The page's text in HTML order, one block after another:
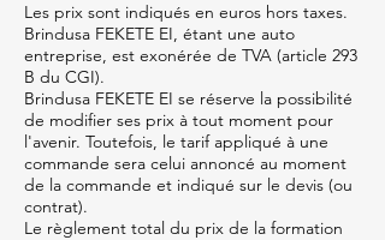
Les prix sont indiqués en euros hors taxes.
Brindusa FEKETE EI, étant une auto
entreprise, est exonérée de TVA (article 293
B du CGI).
Brindusa FEKETE EI se réserve la possibilité
de modifier ses prix à tout moment pour
l'avenir. Toutefois, le tarif appliqué à une
commande sera celui annoncé au moment
de la commande et indiqué sur le devis (ou
contrat).
Le règlement total du prix de la formation